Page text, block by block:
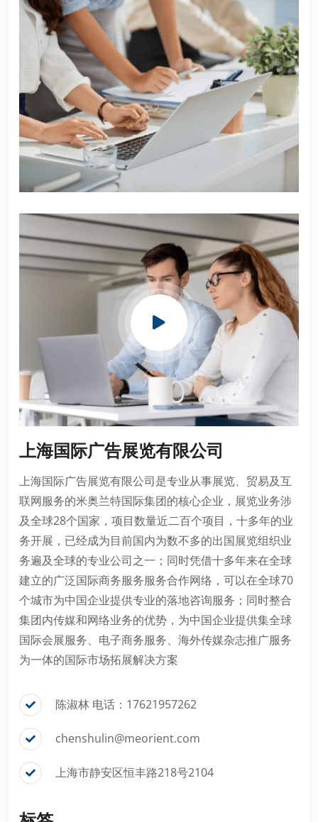
上海国际广告展览有限公司
上海国际广告展览有限公司是专业从事展览、贸易及互
联网服务的米奥兰特国际集团的核心企业，展览业务涉
及全球28个国家，项目数量近二百个项目，十多年的业
务开展，已经成为目前国内为数不多的出国展览组织业
务遍及全球的专业公司之一；同时凭借十多年来在全球
建立的广泛国际商务服务服务合作网络，可以在全球70
个城市为中国企业提供专业的落地咨询服务；同时整合
集团内传媒和网络业务的优势，为中国企业提供集全球
国际会展服务、电子商务服务、海外传媒杂志推广服务
为一体的国际市场拓展解决方案
陈淑林 电话：17621957262
chenshulin@meorient.com
上海市静安区恒丰路218号2104